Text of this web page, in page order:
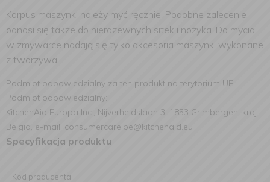
Korpus maszynki należy myć ręcznie. Podobne zalecenie
odnosi się także do nierdzewnych sitek i nożyka. Do mycia
w zmywarce nadają się tylko akcesoria maszynki wykonane
z tworzywa.
Podmiot odpowiedzialny za ten produkt na terytorium UE:
Podmiot odpowiedzialny:
KitchenAid Europa Inc., Nijverheidslaan 3, 1853 Grimbergen, kraj:
Belgia, e-mail: consumercare.be@kitchenaid.eu
Specyfikacja produktu
Kod producenta